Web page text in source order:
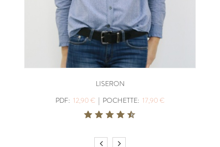
LISERON
PDF: 12,90 € | POCHETTE: 17,90 €